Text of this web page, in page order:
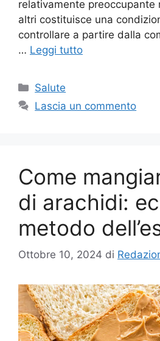
relativamente preoccupante
altri costituisce una
controllare a partire dalla
… Leggi tutto
Categorie
Salute
Lascia un commento
Come
di arachidi:
metodo
Ottobre 10, 2024 di